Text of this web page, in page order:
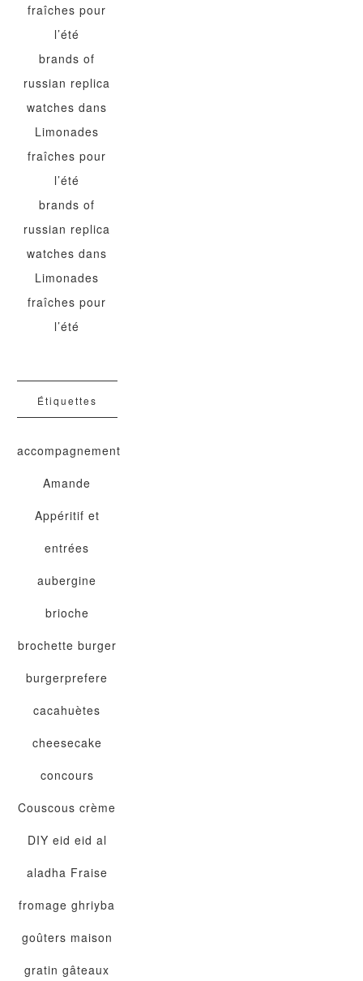
fraîches pour
l’été
brands of
russian replica
watches dans
Limonades
fraîches pour
l’été
brands of
russian replica
watches dans
Limonades
fraîches pour
l’été
Étiquettes
accompagnement
Amande
Appéritif et
entrées
aubergine
brioche
brochette burger
burgerprefere
cacahuètes
cheesecake
concours
Couscous crème
DIY eid eid al
aladha Fraise
fromage ghriyba
goûters maison
gratin gâteaux